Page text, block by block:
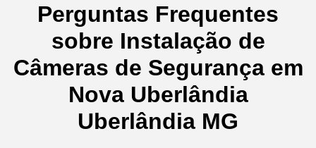
Perguntas Frequentes
sobre Instalação de
Câmeras de Segurança em
Nova Uberlândia
Uberlândia MG